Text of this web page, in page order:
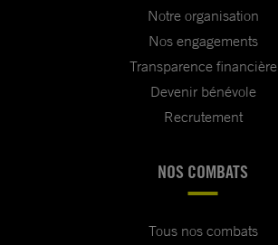
Notre organisation
Nos engagements
Transparence financière
Devenir bénévole
Recrutement
NOS COMBATS
Tous nos combats